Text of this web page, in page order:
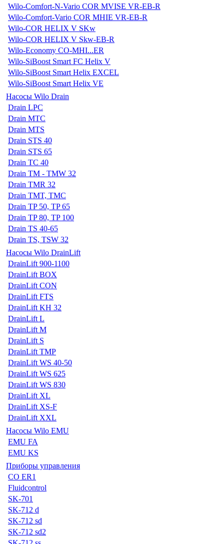
Wilo-Comfort-N-Vario COR MVISE VR-EB-R
Wilo-Comfort-Vario COR MHIE VR-EB-R
Wilo-COR HELIX V SKw
Wilo-COR HELIX V Skw-EB-R
Wilo-Economy CO-MHI...ER
Wilo-SiBoost Smart FC Helix V
Wilo-SiBoost Smart Helix EXCEL
Wilo-SiBoost Smart Helix VE
Насосы Wilo Drain
Drain LPC
Drain MTC
Drain MTS
Drain STS 40
Drain STS 65
Drain TC 40
Drain TM - TMW 32
Drain TMR 32
Drain TMT, TMC
Drain TP 50, TP 65
Drain TP 80, TP 100
Drain TS 40-65
Drain TS, TSW 32
Насосы Wilo DrainLift
DrainLift 900-1100
DrainLift BOX
DrainLift CON
DrainLift FTS
DrainLift KH 32
DrainLift L
DrainLift M
DrainLift S
DrainLift TMP
DrainLift WS 40-50
DrainLift WS 625
DrainLift WS 830
DrainLift XL
DrainLift XS-F
DrainLift XXL
Насосы Wilo EMU
EMU FA
EMU KS
Приборы управления
CO ER1
Fluidcontrol
SK-701
SK-712 d
SK-712 sd
SK-712 sd2